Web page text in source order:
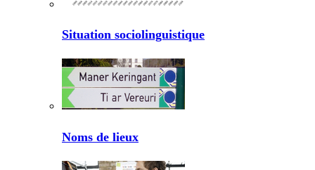
Situation sociolinguistique
Noms de lieux